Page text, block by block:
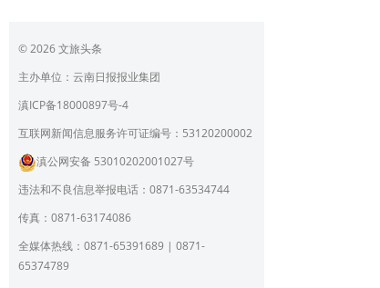
广东省文化和旅游厅
育厅
陕西省文化和旅游厅 甘肃省文化和旅游厅
青海省文化和旅游厅
宁夏回族自治区文化和旅
北京市文旅局
上海市文化和旅游局
员会
© 2026 文旅头条
主办单位：云南日报报业集团
滇ICP备18000897号-4
互联网新闻信息服务许可证编号：53120200002
滇公网安备 53010202001027号
违法和不良信息举报电话：0871-63534744
传真：0871-63174086
全媒体热线：0871-65391689 | 0871-
65374789